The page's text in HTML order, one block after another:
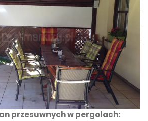
przesuwnych w pergolach: